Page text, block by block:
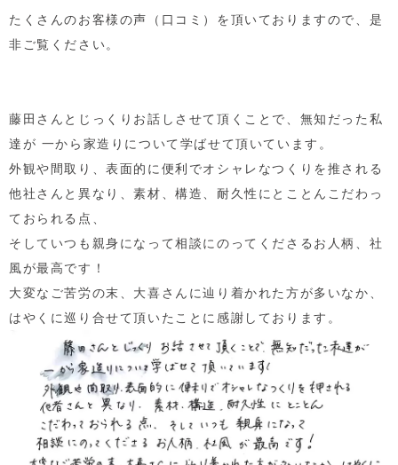
たくさんのお客様の声（口コミ）を頂いておりますので、是
非ご覧ください。
藤田さんとじっくりお話しさせて頂くことで、無知だった私
達が 一から家造りについて学ばせて頂いています。
外観や間取り、表面的に便利でオシャレなつくりを推される
他社さんと異なり、素材、構造、耐久性にとことんこだわっ
ておられる点、
そしていつも親身になって相談にのってくださるお人柄、社
風が最高です！
大変なご苦労の末、大喜さんに辿り着かれた方が多いなか、
はやくに巡り合せて頂いたことに感謝しております。